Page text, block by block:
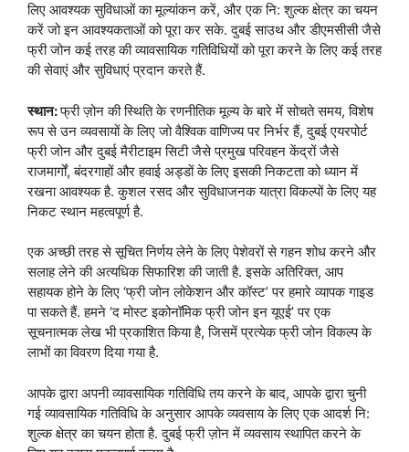
लिए आवश्यक सुविधाओं का मूल्यांकन करें, और एक नि: शुल्क क्षेत्र का चयन
करें जो इन आवश्यकताओं को पूरा कर सके. दुबई साउथ और डीएमसीसी जैसे
फ्री जोन कई तरह की व्यावसायिक गतिविधियों को पूरा करने के लिए कई तरह
की सेवाएं और सुविधाएं प्रदान करते हैं.
स्थान:फ्री ज़ोन की स्थिति के रणनीतिक मूल्य के बारे में सोचते समय, विशेष
रूप से उन व्यवसायों के लिए जो वैश्विक वाणिज्य पर निर्भर हैं, दुबई एयरपोर्ट
फ्री जोन और दुबई मैरीटाइम सिटी जैसे प्रमुख परिवहन केंद्रों जैसे
राजमार्गों, बंदरगाहों और हवाई अड्डों के लिए इसकी निकटता को ध्यान में
रखना आवश्यक है. कुशल रसद और सुविधाजनक यात्रा विकल्पों के लिए यह
निकट स्थान महत्वपूर्ण है.
एक अच्छी तरह से सूचित निर्णय लेने के लिए पेशेवरों से गहन शोध करने और
सलाह लेने की अत्यधिक सिफारिश की जाती है. इसके अतिरिक्त, आप
सहायक होने के लिए ‘फ्री जोन लोकेशन और कॉस्ट’ पर हमारे व्यापक गाइड
पा सकते हैं. हमने ‘द मोस्ट इकोनॉमिक फ्री जोन इन यूएई’ पर एक
सूचनात्मक लेख भी प्रकाशित किया है, जिसमें प्रत्येक फ्री जोन विकल्प के
लाभों का विवरण दिया गया है.
आपके द्वारा अपनी व्यावसायिक गतिविधि तय करने के बाद, आपके द्वारा चुनी
गई व्यावसायिक गतिविधि के अनुसार आपके व्यवसाय के लिए एक आदर्श नि:
शुल्क क्षेत्र का चयन होता है. दुबई फ्री ज़ोन में व्यवसाय स्थापित करने के